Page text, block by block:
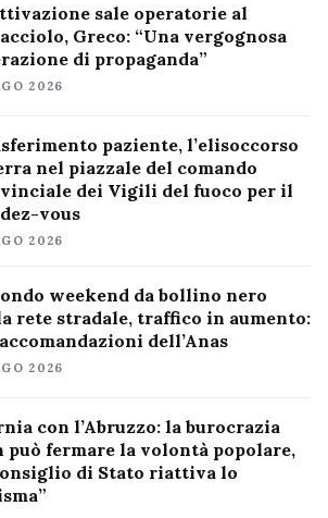
sale operatorie al
Greco: “Una vergognosa
di propaganda”
2026
paziente, l’elisoccorso
nel piazzale del comando
dei Vigili del fuoco per il
vous
2026
weekend da bollino nero
rete stradale, traffico in aumento:
dell’Anas
2026
con l’Abruzzo: la burocrazia
può fermare la volontà popolare,
di Stato riattiva lo